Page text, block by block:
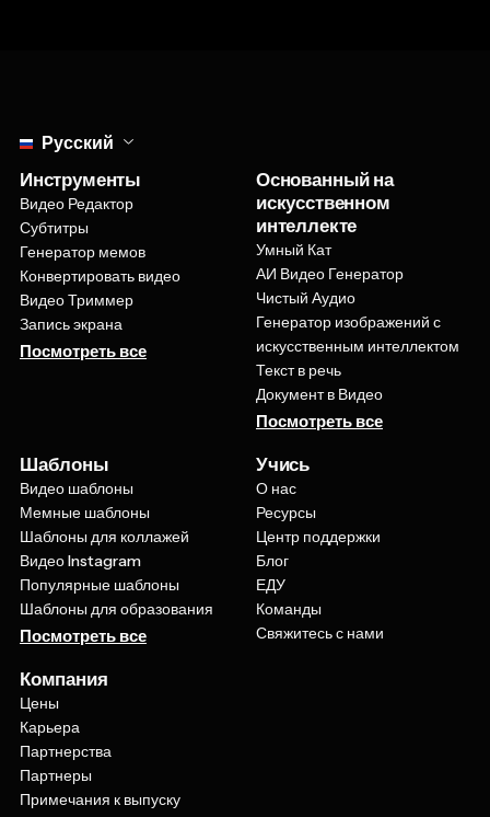
Инструменты
Видео Редактор
Субтитры
Генератор мемов
Конвертировать видео
Видео Триммер
Запись экрана
Посмотреть все
искусственном
интеллекте
Умный Кат
АИ Видео Генератор
Чистый Аудио
Генератор изображений с
искусственным интеллектом
Текст в речь
Документ в Видео
Посмотреть все
Видео шаблоны
Мемные шаблоны
Шаблоны для коллажей
Видео Instagram
Популярные шаблоны
Шаблоны для образования
Посмотреть все
О нас
Ресурсы
Центр поддержки
Блог
ЕДУ
Команды
Свяжитесь с нами
Цены
Карьера
Партнерства
Партнеры
Примечания к выпуску
Политика возврата